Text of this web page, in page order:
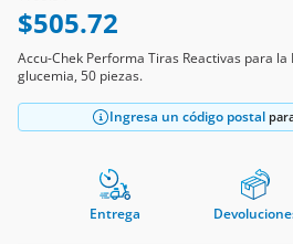
$505.72
Accu-Chek Performa Tiras Reactivas para
glucemia, 50 piezas.
Ingresa un código postal
Entrega